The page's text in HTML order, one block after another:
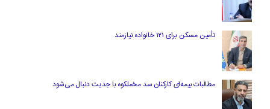
تأمین مسکن برای ۱۲۱ خانواده نیازمند
مطالبات بیمه‌ای کارکنان سد مخملکوه با جدیت دنبال می‌شود